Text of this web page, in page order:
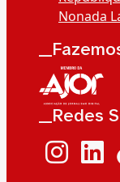
Nonada
__Redes